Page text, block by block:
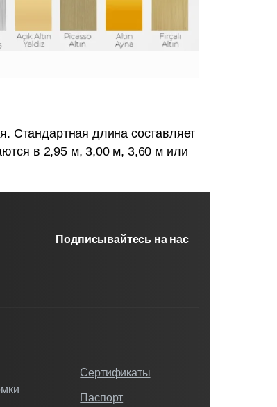
Стандартная длина составляет
в 2,95 м, 3,00 м, 3,60 м или
Подписывайтесь на нас
Сертификаты
Паспорт